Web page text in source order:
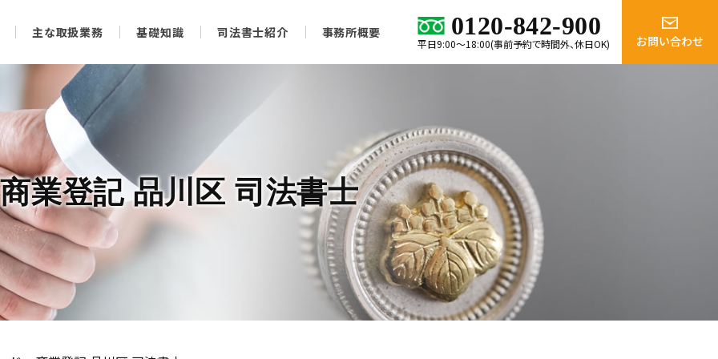
0120-842-900
平日9:00～18:00(事前予約で時間外、休日OK) お問い合わせ
主な取扱業務 基礎知識 司法書士紹介 事務所概要
商業登記 品川区 司法書士